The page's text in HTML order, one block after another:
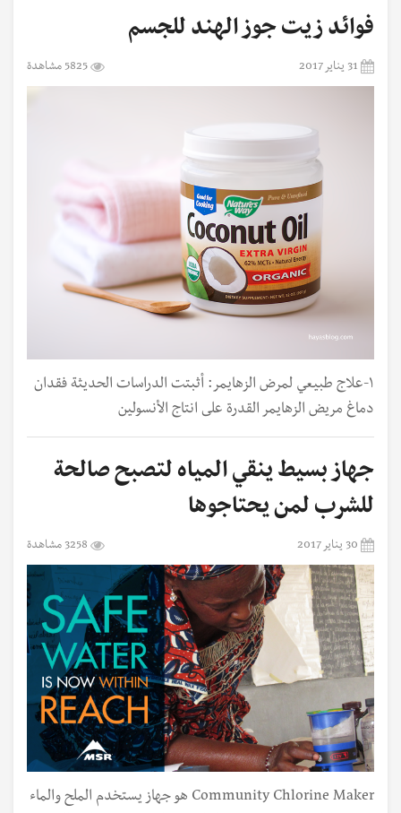
‏فوائد زيت جوز الهند للجسم
31 يناير 2017 5825 مشاهدة
١-علاج طبيعي لمرض الزهايمر: أثبتت الدراسات الحديثة فقدان
دماغ مريض الزهايمر القدرة على انتاج الأنسولين
جهاز بسيط ينقي المياه لتصبح صالحة
للشرب لمن يحتاجوها
30 يناير 2017 3258 مشاهدة
Community Chlorine Maker هو جهاز يستخدم الملح والماء